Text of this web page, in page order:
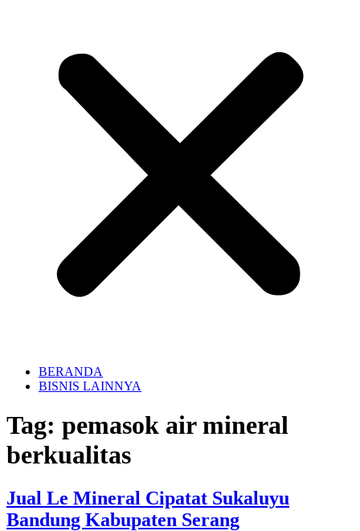
BERANDA
BISNIS LAINNYA
Tag: pemasok air mineral
berkualitas
Jual Le Mineral Cipatat Sukaluyu
Bandung Kabupaten Serang